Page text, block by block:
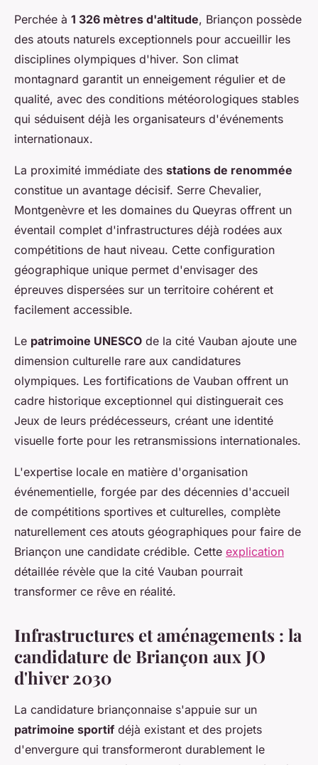
Perchée à 1 326 mètres d'altitude, Briançon possède
des atouts naturels exceptionnels pour accueillir les
disciplines olympiques d'hiver. Son climat
montagnard garantit un enneigement régulier et de
qualité, avec des conditions météorologiques stables
qui séduisent déjà les organisateurs d'événements
internationaux.
La proximité immédiate des stations de renommée
constitue un avantage décisif. Serre Chevalier,
Montgenèvre et les domaines du Queyras offrent un
éventail complet d'infrastructures déjà rodées aux
compétitions de haut niveau. Cette configuration
géographique unique permet d'envisager des
épreuves dispersées sur un territoire cohérent et
facilement accessible.
Le patrimoine UNESCO de la cité Vauban ajoute une
dimension culturelle rare aux candidatures
olympiques. Les fortifications de Vauban offrent un
cadre historique exceptionnel qui distinguerait ces
Jeux de leurs prédécesseurs, créant une identité
visuelle forte pour les retransmissions internationales.
L'expertise locale en matière d'organisation
événementielle, forgée par des décennies d'accueil
de compétitions sportives et culturelles, complète
naturellement ces atouts géographiques pour faire de
Briançon une candidate crédible. Cette explication
détaillée révèle que la cité Vauban pourrait
transformer ce rêve en réalité.
Infrastructures et aménagements : la
candidature de Briançon aux JO
d'hiver 2030
La candidature briançonnaise s'appuie sur un
patrimoine sportif déjà existant et des projets
d'envergure qui transformeront durablement le